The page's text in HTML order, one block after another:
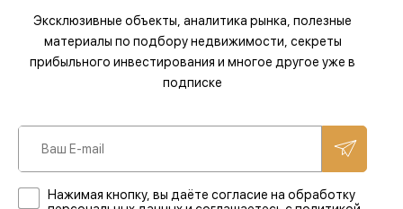
Эксклюзивные объекты, аналитика рынка, полезные
материалы по подбору недвижимости, секреты
прибыльного инвестирования и многое другое уже в
подписке
Нажимая кнопку, вы даёте согласие на обработку